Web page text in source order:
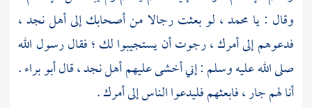
وقال : يا محمد، لو بعثت رجالا من أصحابك إلىأهلنجد،
فدعوهم إلى أمرك ، رجوت أن يستجيبوا لك ؛ فقال رسول الله
صلى الله عليه وسلم : إني أخشى عليهمأهلنجد، قالأبو براء.
أنا لهم جار ، فابعثهم فليدعوا الناس إلى أمرك .